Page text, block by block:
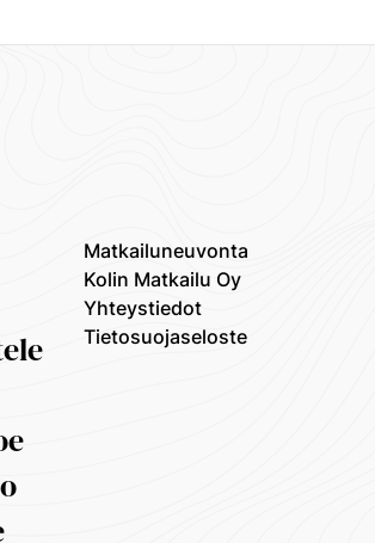
Matkailuneuvonta
Kolin Matkailu Oy
Yhteystiedot
Tietosuojaseloste